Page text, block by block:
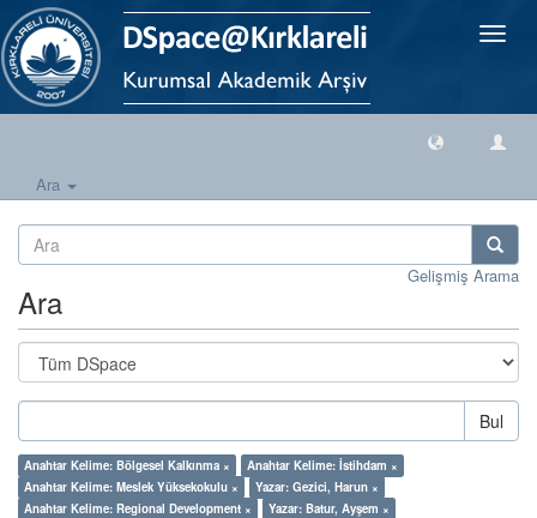
Geçiş
Ara
Gelişmiş Arama
Ara
Bul
Anahtar Kelime: Bölgesel Kalkınma ×
Anahtar Kelime: İstihdam ×
Anahtar Kelime: Meslek Yüksekokulu ×
Yazar: Gezici, Harun ×
Anahtar Kelime: Regional Development ×
Yazar: Batur, Ayşem ×